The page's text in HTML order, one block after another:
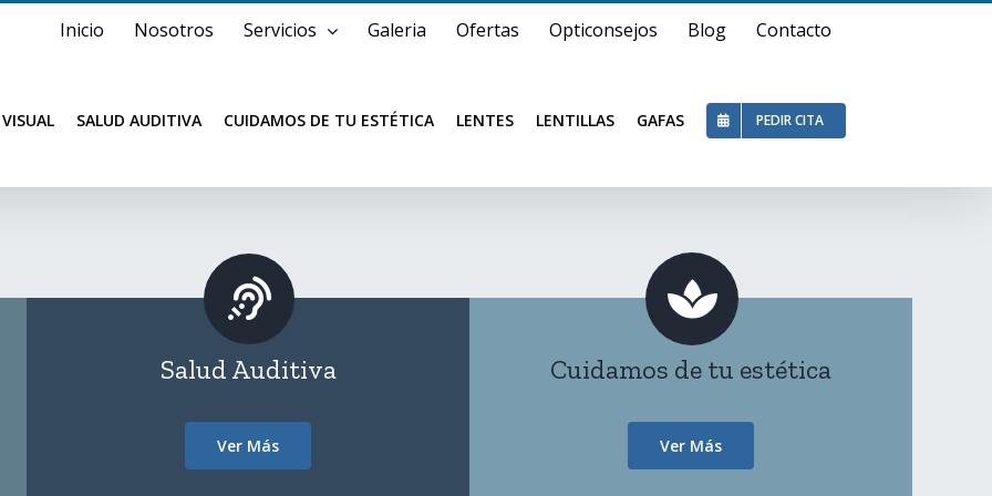
Inicio Nosotros Servicios Galeria Ofertas Opticonsejos Blog Contacto
SALUD AUDITIVA CUIDAMOS DE TU ESTÉTICA LENTES LENTILLAS GAFAS PEDIR CITA
Salud Auditiva
Ver Más
Cuidamos de tu estética
Ver Más